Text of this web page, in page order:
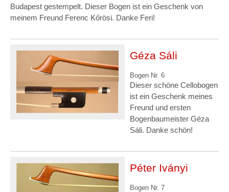
Budapest gestempelt. Dieser Bogen ist ein Geschenk von
meinem Freund Ferenc Kőrösi. Danke Feri!
Géza Sáli
Bogen Nr. 6
Dieser schöne Cellobogen
ist ein Geschenk meines
Freund und ersten
Bogenbaumeister Géza
Sáli. Danke schön!
Péter Iványi
Bogen Nr. 7